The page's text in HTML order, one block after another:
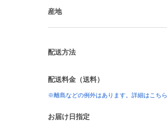
産地
配送方法
配送料金（送料）
※離島などの例外はあります。詳細はこちら
お届け日指定